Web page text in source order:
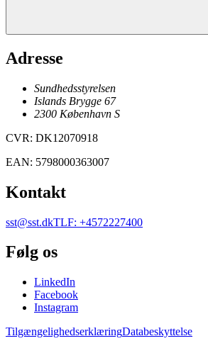
Adresse
Sundhedsstyrelsen
Islands Brygge 67
2300 København S
CVR: DK12070918
EAN: 5798000363007
Kontakt
sst@sst.dkTLF: +4572227400
Følg os
LinkedIn
Facebook
Instagram
TilgængelighedserklæringDatabeskyttelse